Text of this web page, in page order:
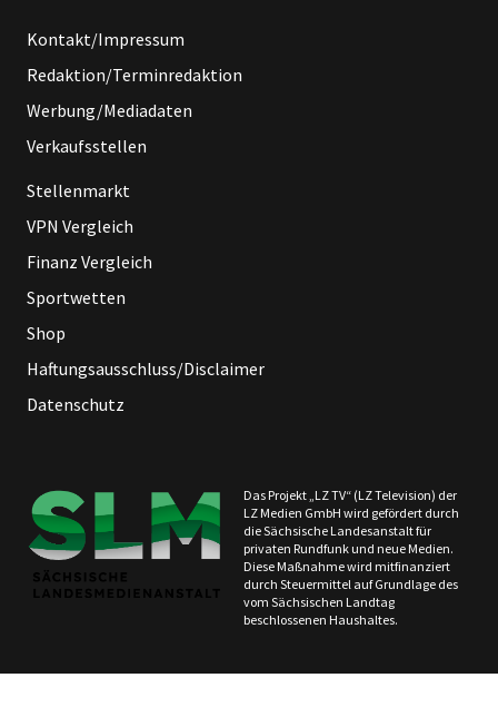
Kontakt/Impressum
Redaktion/Terminredaktion
Werbung/Mediadaten
Verkaufsstellen
Stellenmarkt
VPN Vergleich
Finanz Vergleich
Sportwetten
Shop
Haftungsausschluss/Disclaimer
Datenschutz
Das Projekt „LZ TV“ (LZ Television) der
LZ Medien GmbH wird gefördert durch
die Sächsische Landesanstalt für
privaten Rundfunk und neue Medien.
Diese Maßnahme wird mitfinanziert
durch Steuermittel auf Grundlage des
vom Sächsischen Landtag
beschlossenen Haushaltes.